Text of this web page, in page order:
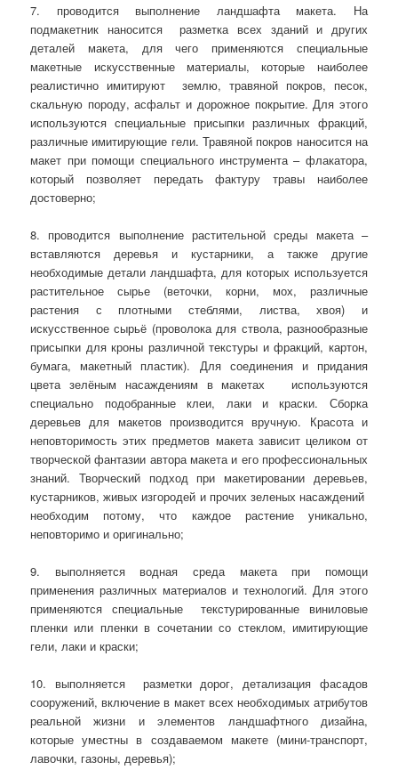
7. проводится выполнение ландшафта макета. На
подмакетник наносится разметка всех зданий и других
деталей макета, для чего применяются специальные
макетные искусственные материалы, которые наиболее
реалистично имитируют землю, травяной покров, песок,
скальную породу, асфальт и дорожное покрытие. Для этого
используются специальные присыпки различных фракций,
различные имитирующие гели. Травяной покров наносится на
макет при помощи специального инструмента – флакатора,
который позволяет передать фактуру травы наиболее
достоверно;
8. проводится выполнение растительной среды макета –
вставляются деревья и кустарники, а также другие
необходимые детали ландшафта, для которых используется
растительное сырье (веточки, корни, мох, различные
растения с плотными стеблями, листва, хвоя) и
искусственное сырьё (проволока для ствола, разнообразные
присыпки для кроны различной текстуры и фракций, картон,
бумага, макетный пластик). Для соединения и придания
цвета зелёным насаждениям в макетах используются
специально подобранные клеи, лаки и краски. Сборка
деревьев для макетов производится вручную. Красота и
неповторимость этих предметов макета зависит целиком от
творческой фантазии автора макета и его профессиональных
знаний. Творческий подход при макетировании деревьев,
кустарников, живых изгородей и прочих зеленых насаждений
необходим потому, что каждое растение уникально,
неповторимо и оригинально;
9. выполняется водная среда макета при помощи
применения различных материалов и технологий. Для этого
применяются специальные текстурированные виниловые
пленки или пленки в сочетании со стеклом, имитирующие
гели, лаки и краски;
10. выполняется разметки дорог, детализация фасадов
сооружений, включение в макет всех необходимых атрибутов
реальной жизни и элементов ландшафтного дизайна,
которые уместны в создаваемом макете (мини-транспорт,
лавочки, газоны, деревья);